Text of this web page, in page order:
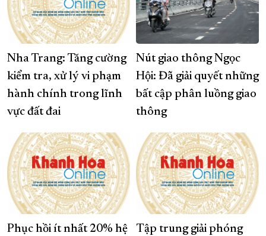
Nha Trang: Tăng cường
kiểm tra, xử lý vi phạm
hành chính trong lĩnh
vực đất đai
Nút giao thông Ngọc
Hội: Đã giải quyết những
bất cập phân luồng giao
thông
Phục hồi ít nhất 20% hệ
Tập trung giải phóng